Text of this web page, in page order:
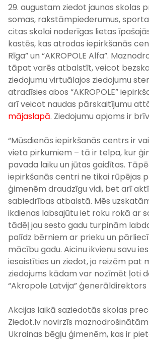
29. augustam ziedot jaunas skolas
somas, rakstāmpiederumus,
citas skolai noderīgas lietas
kastēs, kas atrodas iepirkšanās
Rīga” un “AKROPOLE Alfa”.
tāpat varēs atbalstīt, veicot
ziedojumu virtuālajos ziedojumu
atradīsies abos “AKROPOLE”
arī veicot naudas pārskaitījumu
mājaslapā. Ziedojumu apjoms ir
“Mūsdienās iepirkšanās centrs ir
vieta pirkumiem – tā ir telpa, kur
pavada laiku un jūtas gaidītas.
iepirkšanās centri ne tikai rūpējas
ģimenēm draudzīgu vidi, bet arī
sabiedrības atbalstā. Mēs
ikdienas labsajūtu iet roku rokā ar
tādēļ jau sesto gadu turpinām
palīdz bērniem ar prieku un
mācību gadu. Aicinu ikvienu savu
iesaistīties un ziedot, jo reizēm pat
ziedojums kādam var nozīmēt ļoti
“Akropole Latvija” ģenerāldirektors
Akcijas laikā saziedotās skolas
Ziedot.lv novirzīs maznodrošinātām
Ukrainas bēgļu ģimenēm, kas ir